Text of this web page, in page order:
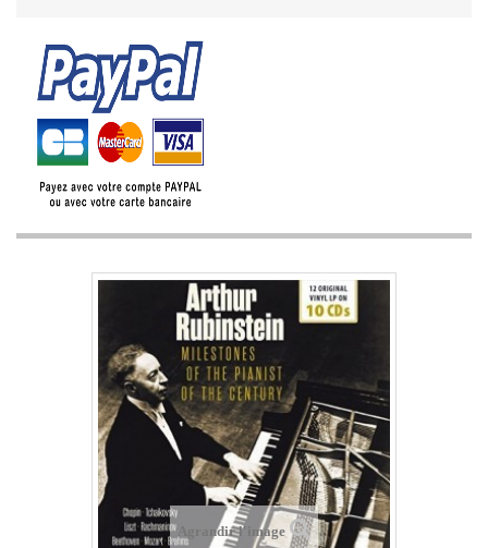
Agrandir l'image